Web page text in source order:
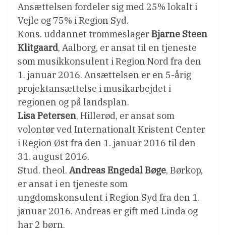
Ansættelsen fordeler sig med 25% lokalt i
Vejle og 75% i Region Syd.
Kons. uddannet trommeslagerBjarne Steen
Klitgaard, Aalborg, er ansat til en tjeneste
som musikkonsulent i Region Nord fra den
1. januar 2016. Ansættelsen er en 5-årig
projektansættelse i musikarbejdet i
regionen og på landsplan.
Lisa Petersen, Hillerød, er ansat som
volontør ved Internationalt Kristent Center
i Region Øst fra den 1. januar 2016 til den
31. august 2016.
Stud. theol. Andreas Engedal Bøge, Børkop,
er ansat i en tjeneste som
ungdomskonsulent i Region Syd fra den 1.
januar 2016. Andreas er gift med Linda og
har 2 børn.